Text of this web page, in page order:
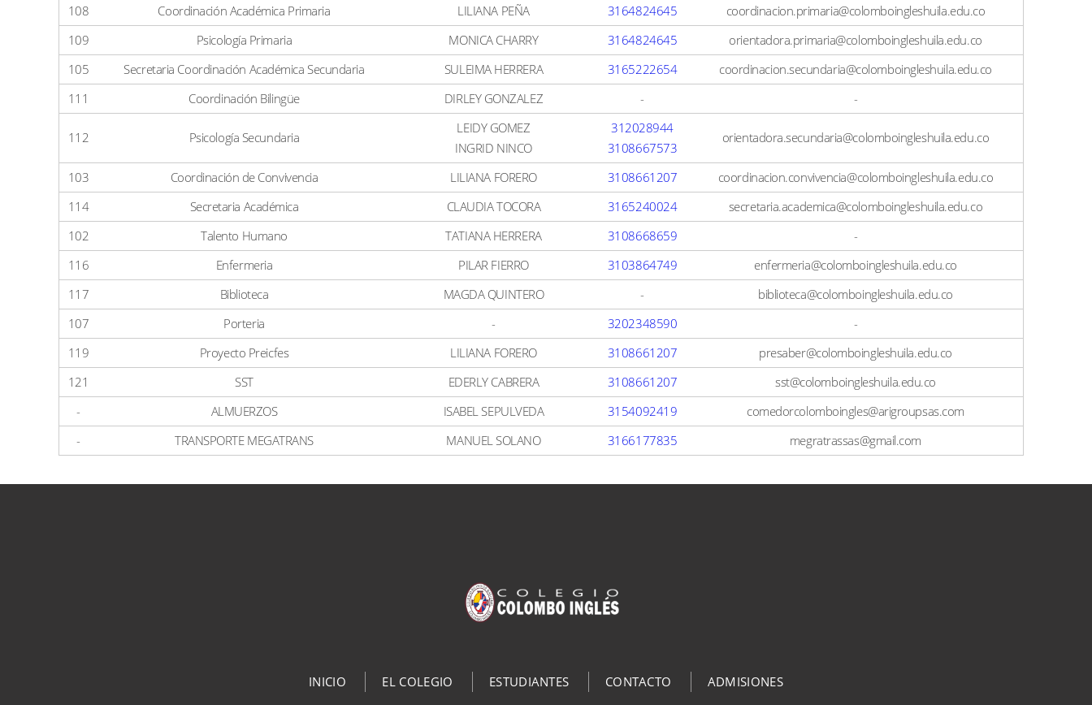
108
Coordinación Académica Primaria LILIANA PEÑA 3164824645
coordinacion.primaria@colomboingleshuila.edu.co
109
Psicología Primaria MONICA CHARRY 3164824645
orientadora.primaria@colomboingleshuila.edu.co
105
Secretaria Coordinación Académica Secundaria SULEIMA HERRERA 3165222654
coordinacion.secundaria@colomboingleshuila.edu.co
111
Coordinación Bilingüe DIRLEY GONZALEZ - -
112 Psicología Secundaria
LEIDY GOMEZ
INGRID NINCO
312028944
3108667573
orientadora.secundaria@colomboingleshuila.edu.co
103 Coordinación de Convivencia LILIANA FORERO 3108661207
coordinacion.convivencia@colomboingleshuila.edu.co
114
Secretaria Académica CLAUDIA TOCORA 3165240024
secretaria.academica@colomboingleshuila.edu.co
102
Talento Humano TATIANA HERRERA 3108668659
-
116
Enfermeria PILAR FIERRO 3103864749
enfermeria@colomboingleshuila.edu.co
117
Biblioteca MAGDA QUINTERO -
biblioteca@colomboingleshuila.edu.co
107
Porteria - 3202348590
-
119
Proyecto Preicfes LILIANA FORERO 3108661207
presaber@colomboingleshuila.edu.co
121
SST EDERLY CABRERA 3108661207
sst@colomboingleshuila.edu.co
-
ALMUERZOS ISABEL SEPULVEDA 3154092419
comedorcolomboingles@arigroupsas.com
-
TRANSPORTE MEGATRANS MANUEL SOLANO 3166177835 megratrassas@gmail.com
INICIO EL COLEGIO ESTUDIANTES CONTACTO ADMISIONES